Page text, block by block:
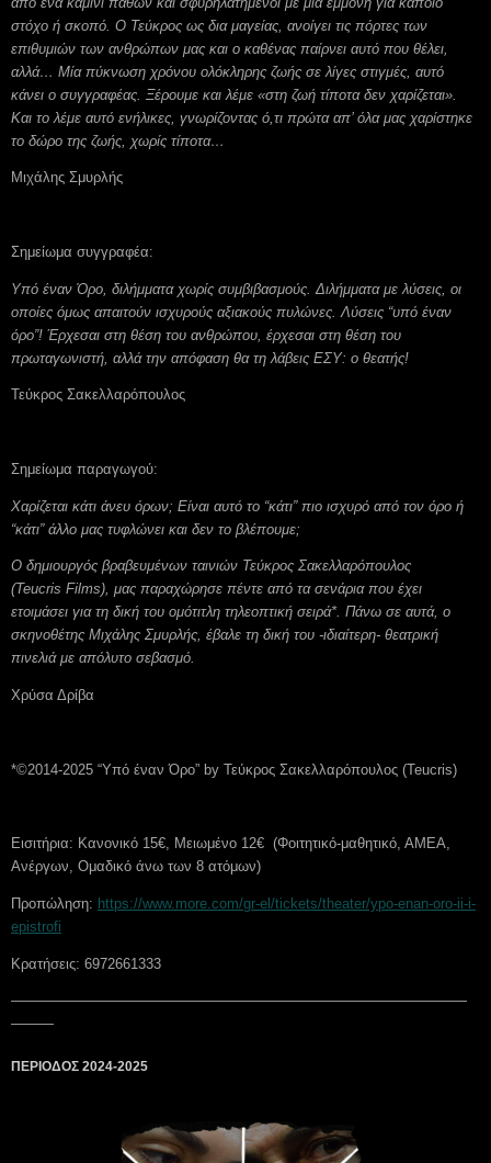
στόχο ή σκοπό. Ο Τεύκρος ως δια μαγείας, ανοίγει τις πόρτες των
επιθυμιών των ανθρώπων μας και ο καθένας παίρνει αυτό που θέλει,
αλλά… Μία πύκνωση χρόνου ολόκληρης ζωής σε λίγες στιγμές, αυτό
κάνει ο συγγραφέας. Ξέρουμε και λέμε «στη ζωή τίποτα δεν χαρίζεται».
Και το λέμε αυτό ενήλικες, γνωρίζοντας ό,τι πρώτα απ’ όλα μας χαρίστηκε
το δώρο της ζωής, χωρίς τίποτα…
Μιχάλης Σμυρλής
Σημείωμα συγγραφέα:
Υπό έναν Όρο, διλήμματα χωρίς συμβιβασμούς. Διλήμματα με λύσεις, οι
οποίες όμως απαιτούν ισχυρούς αξιακούς πυλώνες. Λύσεις “υπό έναν
όρο”! Έρχεσαι στη θέση του ανθρώπου, έρχεσαι στη θέση του
πρωταγωνιστή, αλλά την απόφαση θα τη λάβεις ΕΣΥ: ο θεατής!
Τεύκρος Σακελλαρόπουλος
Σημείωμα παραγωγού:
Χαρίζεται κάτι άνευ όρων; Είναι αυτό το “κάτι” πιο ισχυρό από τον όρο ή
“κάτι” άλλο μας τυφλώνει και δεν το βλέπουμε;
Ο δημιουργός βραβευμένων ταινιών Τεύκρος Σακελλαρόπουλος
(Teucris Films), μας παραχώρησε πέντε από τα σενάρια που έχει
ετοιμάσει για τη δική του ομότιτλη τηλεοπτική σειρά*. Πάνω σε αυτά, ο
σκηνοθέτης Μιχάλης Σμυρλής, έβαλε τη δική του -ιδιαίτερη- θεατρική
πινελιά με απόλυτο σεβασμό.
Χρύσα Δρίβα
*©2014-2025 “Υπό έναν Όρο” by Τεύκρος Σακελλαρόπουλος (Teucris)
Εισιτήρια: Κανονικό 15€, Μειωμένο 12€ (Φοιτητικό-μαθητικό, ΑΜΕΑ,
Ανέργων, Ομαδικό άνω των 8 ατόμων)
Προπώληση: https://www.more.com/gr-el/tickets/theater/ypo-enan-oro-ii-i-
epistrofi
Κρατήσεις: 6972661333
————————————————————————————————
———
ΠΕΡΙΟΔΟΣ 2024-2025